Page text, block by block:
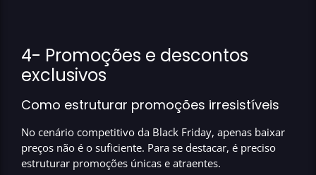
4- Promoções e descontos
exclusivos
Como estruturar promoções irresistíveis
No cenário competitivo da Black Friday, apenas baixar
preços não é o suficiente. Para se destacar, é preciso
estruturar promoções únicas e atraentes.